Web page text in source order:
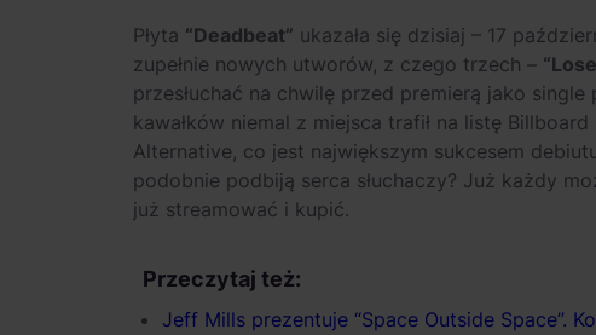
Płyta “Deadbeat” ukazała się dzisiaj – 17
zupełnie nowych utworów, z czego trzech –
przesłuchać na chwilę przed premierą jako
kawałków niemal z miejsca trafił na listę
Alternative, co jest największym sukcesem
podobnie podbiją serca słuchaczy? Już każdy
już streamować i kupić.
Przeczytaj też:
Jeff Mills prezentuje “Space Outside Space”.